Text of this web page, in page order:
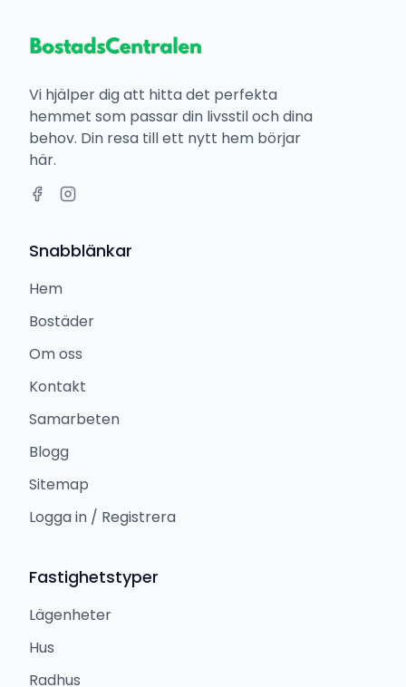
Vi hjälper dig att hitta det perfekta
hemmet som passar din livsstil och dina
behov. Din resa till ett nytt hem börjar
här.
Snabblänkar
Hem
Bostäder
Om oss
Kontakt
Samarbeten
Blogg
Sitemap
Logga in / Registrera
Fastighetstyper
Lägenheter
Hus
Radhus